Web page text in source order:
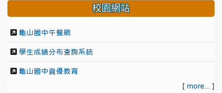
校園網站
龜山國中午餐網
學生成績分布查詢系統
龜山國中資優教育
[ more... ]